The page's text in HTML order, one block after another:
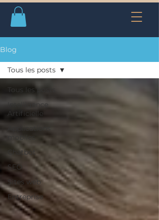
Blog
Tous les posts
Intelligence
Artificielle
Applications
mobiles
Chatbot
SEO
Sites web
Entreprise
Tous les posts